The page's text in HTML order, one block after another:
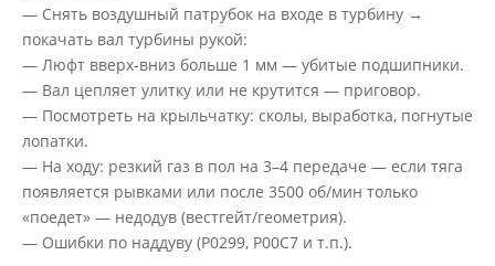
— Снять воздушный патрубок на входе в турбину →
покачать вал турбины рукой:
— Люфт вверх-вниз больше 1 мм — убитые подшипники.
— Вал цепляет улитку или не крутится — приговор.
— Посмотреть на крыльчатку: сколы, выработка, погнутые
лопатки.
— На ходу: резкий газ в пол на 3–4 передаче — если тяга
появляется рывками или после 3500 об/мин только
«поедет» — недодув (вестгейт/геометрия).
— Ошибки по наддуву (P0299, P00C7 и т.п.).